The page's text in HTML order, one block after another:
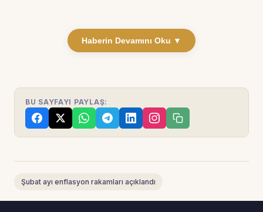
Haberin Devamını Oku ▼
BU SAYFAYI PAYLAŞ:
Şubat ayı enflasyon rakamları açıklandı